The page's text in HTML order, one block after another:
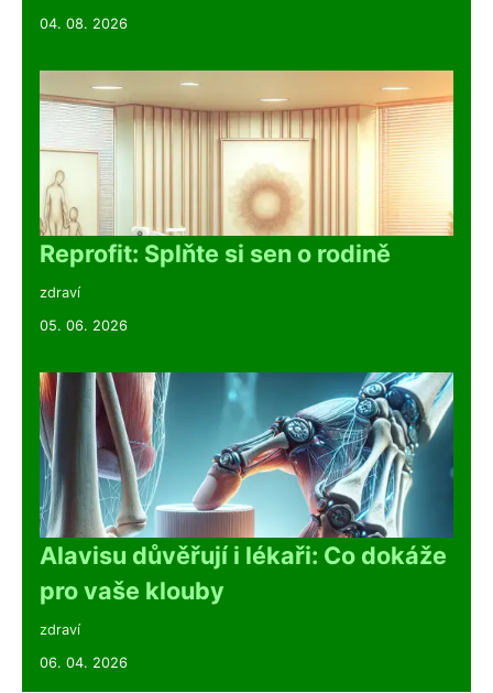
04. 08. 2026
Reprofit: Splňte si sen o rodině
zdraví
05. 06. 2026
Alavisu důvěřují i lékaři: Co dokáže
pro vaše klouby
zdraví
06. 04. 2026